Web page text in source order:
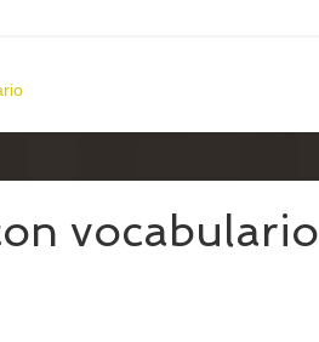
vocabulario